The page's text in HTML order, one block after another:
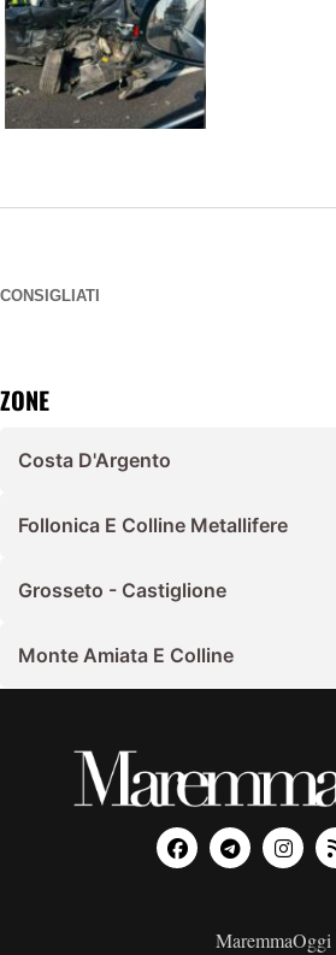
CONSIGLIATI
ZONE
Costa D'Argento
Follonica E Colline Metallifere
Grosseto - Castiglione
Monte Amiata E Colline
MaremmaOggi